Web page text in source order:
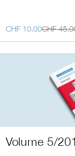
CHF
Le
était :
CHF 10.00
Le
est :
produit
Volume 5/
Ce
produit